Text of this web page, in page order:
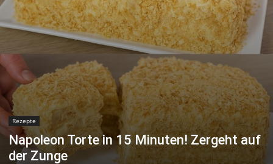
Rezepte
Napoleon Torte in 15 Minuten! Zergeht auf
der Zunge